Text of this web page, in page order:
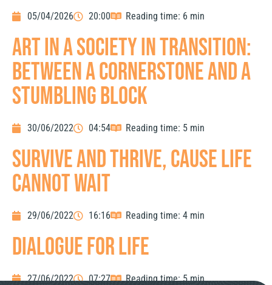
05/04/2026 20:00 Reading time: 6 min
ART IN A SOCIETY IN TRANSITION:
BETWEEN A CORNERSTONE AND A
STUMBLING BLOCK
30/06/2022 04:54 Reading time: 5 min
SURVIVE AND THRIVE, CAUSE LIFE
CANNOT WAIT
29/06/2022 16:16 Reading time: 4 min
DIALOGUE FOR LIFE
27/06/2022 07:27 Reading time: 5 min